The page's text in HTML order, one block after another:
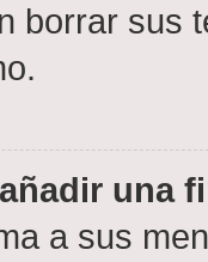
borrar sus
una
a sus